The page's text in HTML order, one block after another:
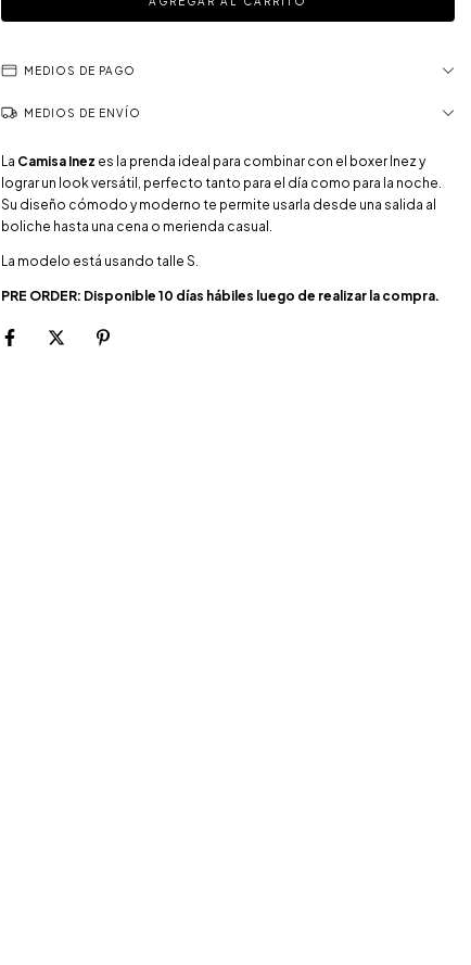
MEDIOS DE PAGO
MEDIOS DE ENVÍO
La Camisa Inez es la prenda ideal para combinar con el boxer Inez y
lograr un look versátil, perfecto tanto para el día como para la noche.
Su diseño cómodo y moderno te permite usarla desde una salida al
boliche hasta una cena o merienda casual.
La modelo está usando talle S.
PRE ORDER: Disponible 10 días hábiles luego de realizar la compra.